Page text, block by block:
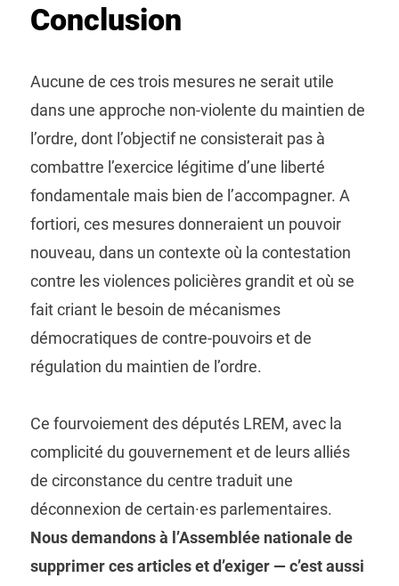
Conclusion
Aucune de ces trois mesures ne serait utile
dans une approche non-violente du maintien de
l’ordre, dont l’objectif ne consisterait pas à
combattre l’exercice légitime d’une liberté
fondamentale mais bien de l’accompagner. A
fortiori, ces mesures donneraient un pouvoir
nouveau, dans un contexte où la contestation
contre les violences policières grandit et où se
fait criant le besoin de mécanismes
démocratiques de contre-pouvoirs et de
régulation du maintien de l’ordre.
Ce fourvoiement des députés LREM, avec la
complicité du gouvernement et de leurs alliés
de circonstance du centre traduit une
déconnexion de certain·es parlementaires.
Nous demandons à l’Assemblée nationale de
supprimer ces articles et d’exiger — c’est aussi